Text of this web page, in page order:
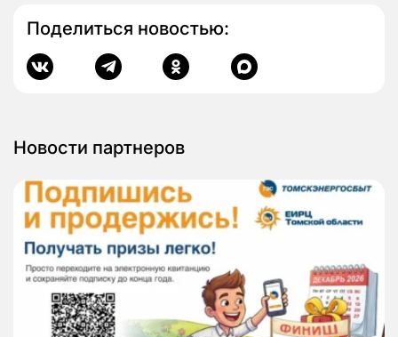
Поделиться новостью:
Новости партнеров